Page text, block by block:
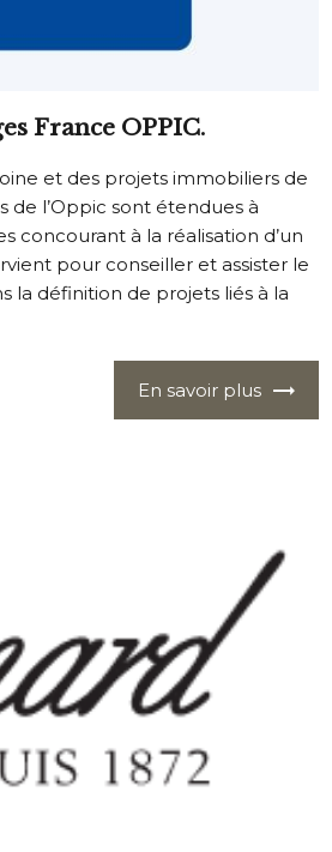
France OPPIC.
et des projets immobiliers de
de l’Oppic sont étendues à
concourant à la réalisation d’un
pour conseiller et assister le
la définition de projets liés à la
En savoir plus